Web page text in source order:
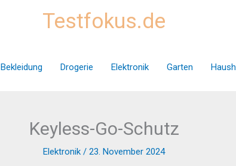
Testfokus.de
Bekleidung Drogerie Elektronik Garten
Keyless-Go-Schutz
Elektronik / 23. November 2024